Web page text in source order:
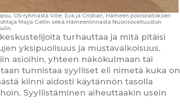
OS-ryhmästä Ville, Eva ja Cristian, Hämeen poliisilaitoksen
Maija Gellin sekä Hämeenlinnasta Nuorisovaltuuston
turhauttaa ja mitä pitäisi
yksipuolisuus ja mustavalkoisuus.
asioihin, yhteen näkökulmaan tai
tunnistaa syylliset eli nimetä kuka on
kiinni aidosti käytännön tasolla
Syyllistäminen aiheuttaakin usein